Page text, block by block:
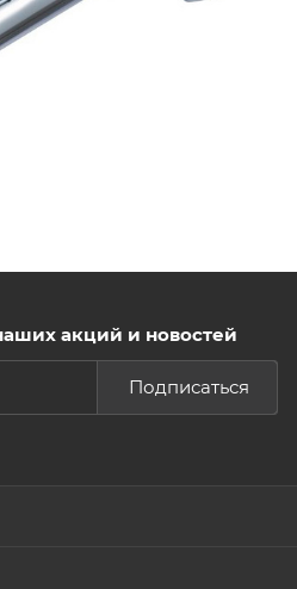
акций и новостей
Подписаться